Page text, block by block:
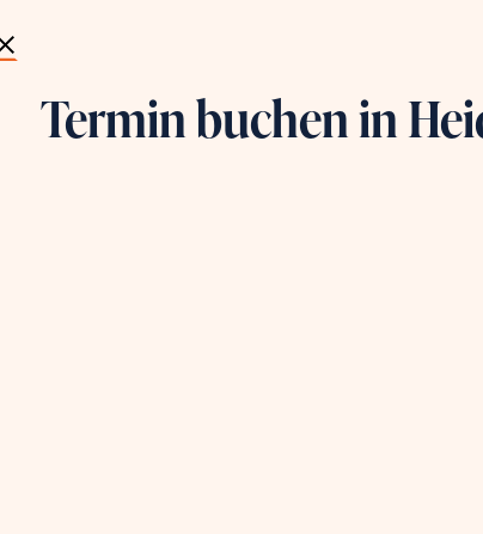
Historie VIP Service
Termin buchen in